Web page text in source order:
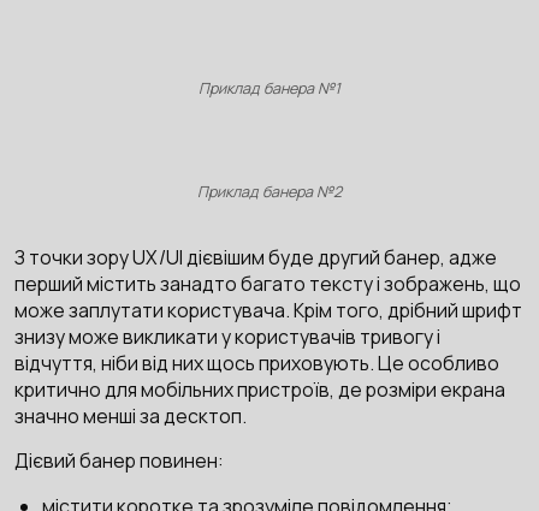
Приклад банера №1
Приклад банера №2
З точки зору UX/UI дієвішим буде другий банер, адже
перший містить занадто багато тексту і зображень, що
може заплутати користувача. Крім того, дрібний шрифт
знизу може викликати у користувачів тривогу і
відчуття, ніби від них щось приховують. Це особливо
критично для мобільних пристроїв, де розміри екрана
значно менші за десктоп.
Дієвий банер повинен: